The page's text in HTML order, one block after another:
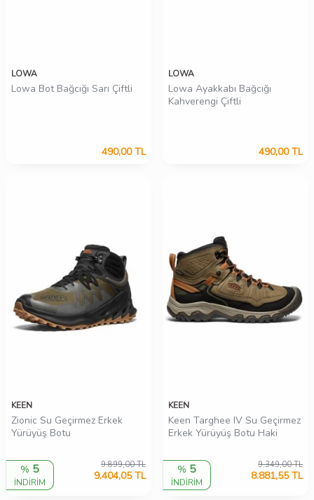
LOWA
Lowa Bot Bağcığı Sarı Çiftli
490,00TL
LOWA
Lowa Ayakkabı Bağcığı
Kahverengi Çiftli
490,00TL
KEEN
Zionic Su Geçirmez Erkek
Yürüyüş Botu
% 5
İNDİRİM
9.899,00TL
9.404,05TL
KEEN
Keen Targhee IV Su Geçirmez
Erkek Yürüyüş Botu Haki
% 5
İNDİRİM
9.349,00TL
8.881,55TL